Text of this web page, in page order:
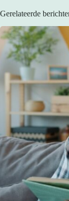
Gerelateerde